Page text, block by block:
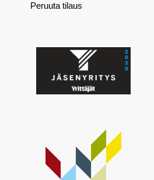
Peruuta tilaus